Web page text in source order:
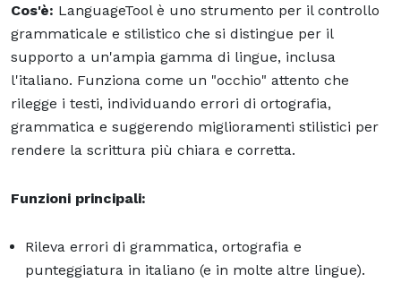
Cos'è: LanguageTool è uno strumento per il controllo
grammaticale e stilistico che si distingue per il
supporto a un'ampia gamma di lingue, inclusa
l'italiano. Funziona come un "occhio" attento che
rilegge i testi, individuando errori di ortografia,
grammatica e suggerendo miglioramenti stilistici per
rendere la scrittura più chiara e corretta.
Funzioni principali:
Rileva errori di grammatica, ortografia e
punteggiatura in italiano (e in molte altre lingue).